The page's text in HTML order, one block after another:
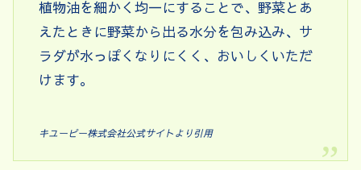
植物油を細かく均一にすることで、野菜とあ
えたときに野菜から出る水分を包み込み、サ
ラダが水っぽくなりにくく、おいしくいただ
けます。
キユーピー株式会社公式サイトより引用